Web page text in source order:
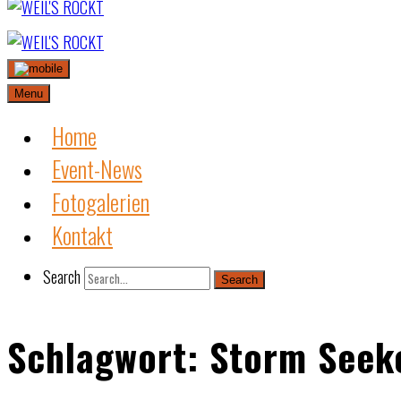
Skip
to
content
Menu
Home
Event-News
Fotogalerien
Kontakt
Search Search
Schlagwort: Storm